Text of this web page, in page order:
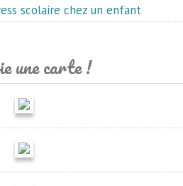
scolaire chez un enfant
une carte !